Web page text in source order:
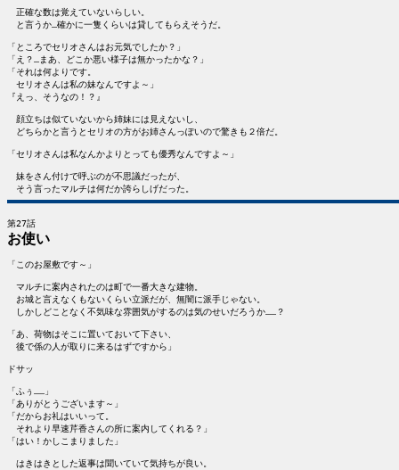
正確な数は覚えていないらしい。
と言うか…確かに一隻くらいは貸してもらえそうだ。
「ところでセリオさんはお元気でしたか？」
「え？…まあ、どこか悪い様子は無かったかな？」
「それは何よりです。
セリオさんは私の妹なんですよ～」
『えっ、そうなの！？』
顔立ちは似ていないから姉妹には見えないし、
どちらかと言うとセリオの方がお姉さんっぽいので驚きも２倍だ。
「セリオさんは私なんかよりとっても優秀なんですよ～」
妹をさん付けで呼ぶのが不思議だったが、
お使い
「このお屋敷です～」
マルチに案内されたのは町で一番大きな建物。
お城と言えなくもないくらい立派だが、無闇に派手じゃない。
しかしどことなく不気味な雰囲気がするのは気のせいだろうか……？
「あ、荷物はそこに置いておいて下さい、
後で係の人が取りに来るはずですから」
ドサッ
「ふぅ……」
「ありがとうございます～」
「だからお礼はいいって。
それより早速芹香さんの所に案内してくれる？」
「はい！かしこまりました」
はきはきとした返事は聞いていて気持ちが良い。